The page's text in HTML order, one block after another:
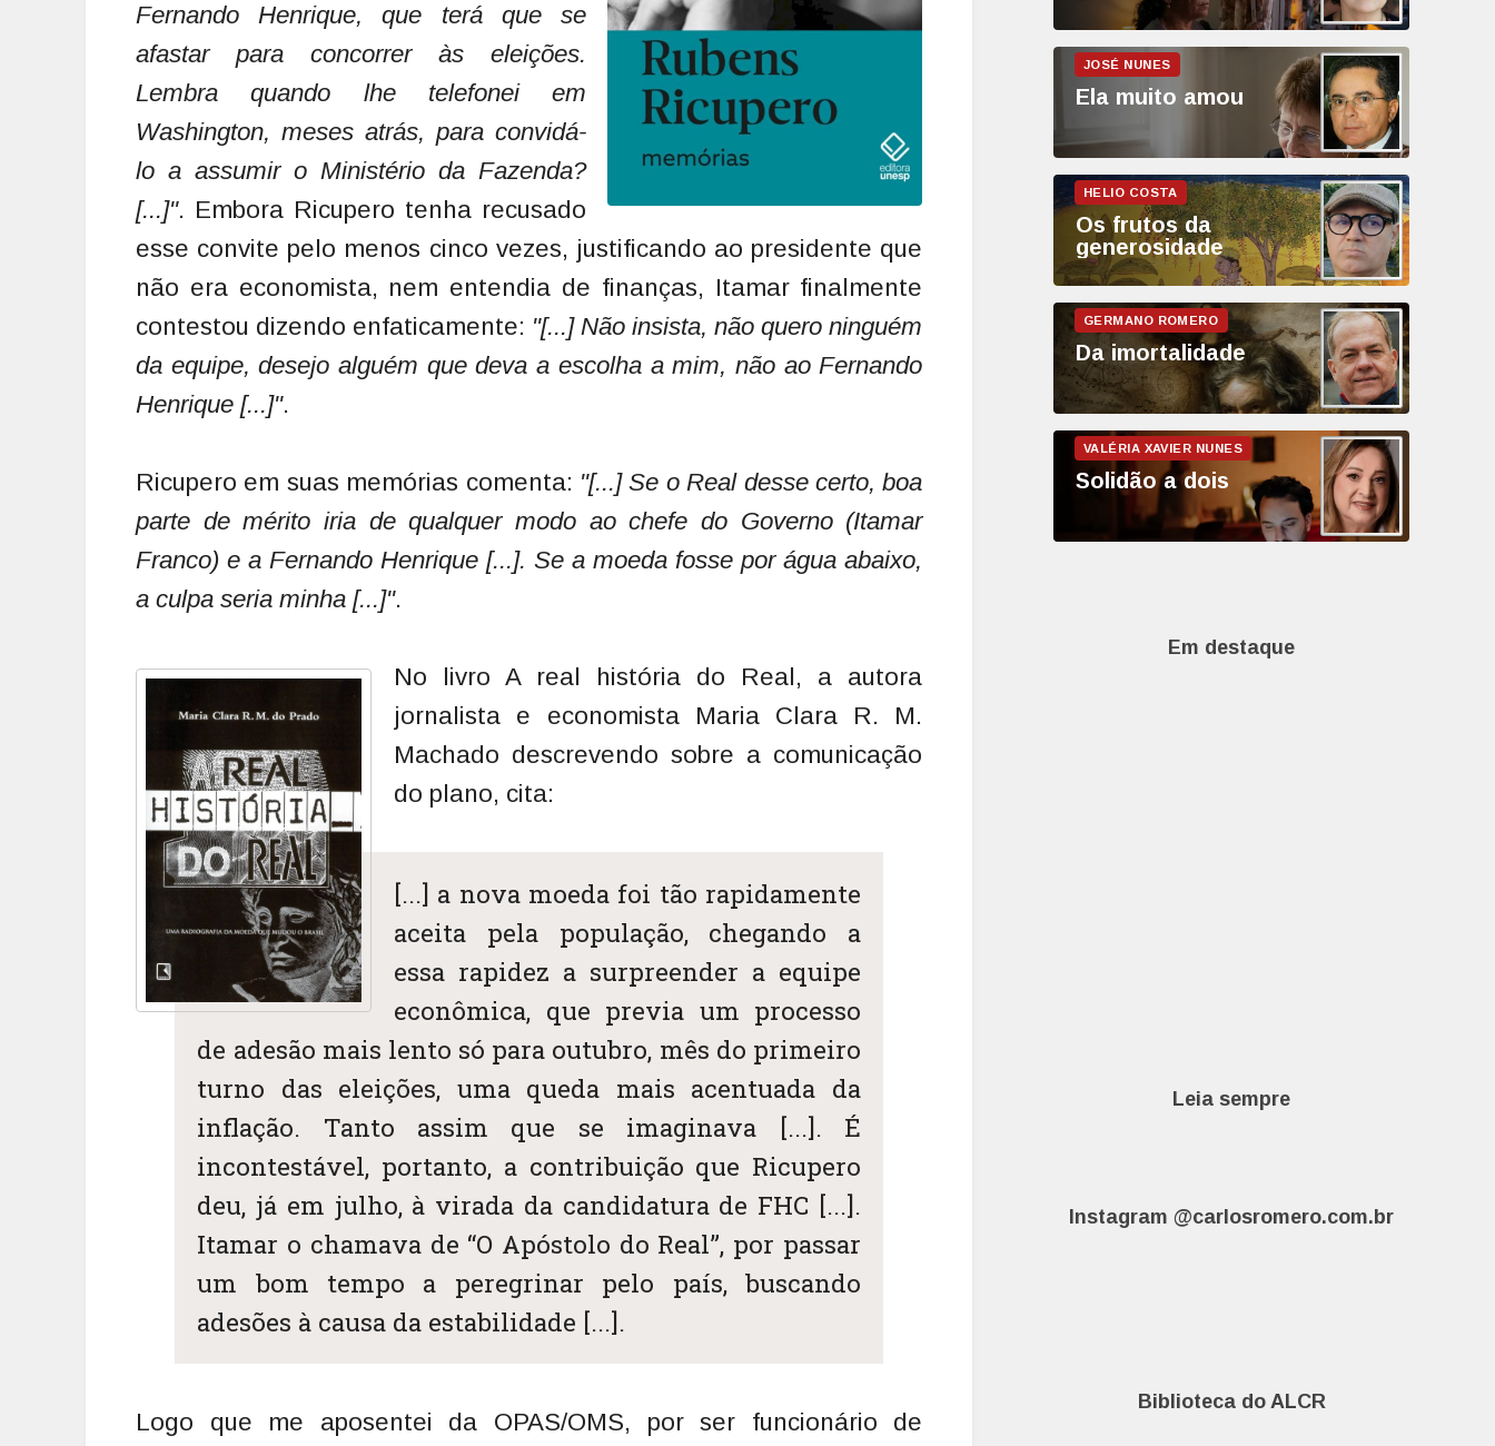
Fernando Henrique, que terá que se
afastar para concorrer às eleições.
Lembra quando lhe telefonei em
Washington, meses atrás, para convidá-
lo a assumir o Ministério da Fazenda?
[...]". Embora Ricupero tenha recusado
esse convite pelo menos cinco vezes, justificando ao presidente que
não era economista, nem entendia de finanças, Itamar finalmente
contestou dizendo enfaticamente: "[...] Não insista, não quero ninguém
da equipe, desejo alguém que deva a escolha a mim, não ao Fernando
Henrique [...]".
Ricupero em suas memórias comenta: "[...] Se o Real desse certo, boa
parte de mérito iria de qualquer modo ao chefe do Governo (Itamar
Franco) e a Fernando Henrique [...]. Se a moeda fosse por água abaixo,
a culpa seria minha [...]".
No livro A real história do Real, a autora
jornalista e economista Maria Clara R. M.
Machado descrevendo sobre a comunicação
do plano, cita:
[...] a nova moeda foi tão rapidamente
aceita pela população, chegando a
essa rapidez a surpreender a equipe
econômica, que previa um processo
de adesão mais lento só para outubro, mês do primeiro
turno das eleições, uma queda mais acentuada da
inflação. Tanto assim que se imaginava [...]. É
incontestável, portanto, a contribuição que Ricupero
deu, já em julho, à virada da candidatura de FHC [...].
Itamar o chamava de “O Apóstolo do Real”, por passar
um bom tempo a peregrinar pelo país, buscando
adesões à causa da estabilidade [...].
Logo que me aposentei da OPAS/OMS, por ser funcionário de
Ela muito amou
Os frutos da
generosidade
Da imortalidade
Solidão a dois
Em destaque
Leia sempre
Instagram @carlosromero.com.br
Biblioteca do ALCR